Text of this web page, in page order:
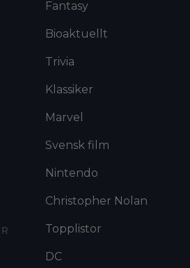
Fantasy
Bioaktuellt
Trivia
Klassiker
Marvel
Svensk film
Nintendo
Christopher Nolan
Topplistor
DC